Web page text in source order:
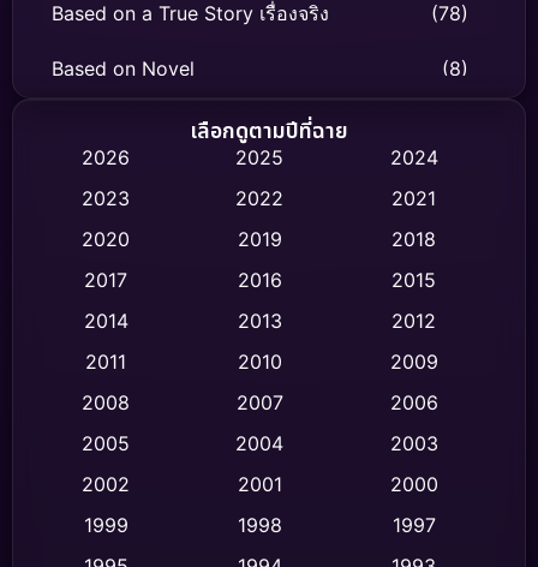
Based on a True Story เรื่องจริง (78)
Based on Novel (8)
Biography ชีวิตจริง
Classic หนังคลาสสิก (47)
Comedy ตลก (436)
Crime อาชญากรรม (513)
Cult Film
เลือกดูตามปีที่ฉาย
2026 2025
2024
2023
2022
2021
2020
2019
2018
2017
2016
2015
2014
2013
2012
2011
2010
2009
2008
2007
2006
2005
2004
2003
2002
2001
2000
1999
1998
1997